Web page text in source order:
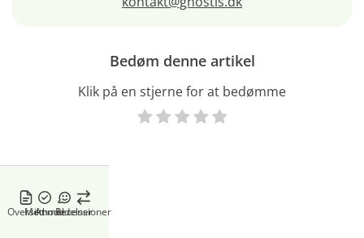
Bedøm denne artikel
Klik på en stjerne for at bedømme
OversiktMethode
Anmeldelser
Recensioner